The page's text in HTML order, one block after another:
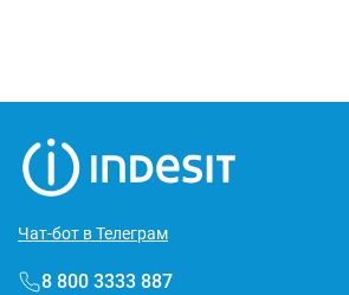
Чат-бот в Телеграм
8 800 3333 887